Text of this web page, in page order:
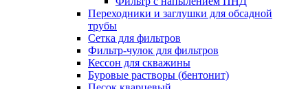
Переходники и заглушки для обсадной
трубы
Сетка для фильтров
Фильтр-чулок для фильтров
Кессон для скважины
Буровые растворы (бентонит)